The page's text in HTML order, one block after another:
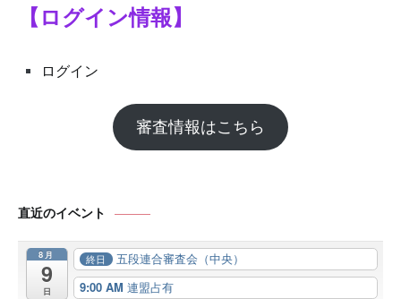
【ログイン情報】
ログイン
審査情報はこちら
直近のイベント
8月
9
日
終日
五段連合審査会（中央）
9:00 AM 連盟占有